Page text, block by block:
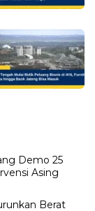
Jadwal,
Ini,